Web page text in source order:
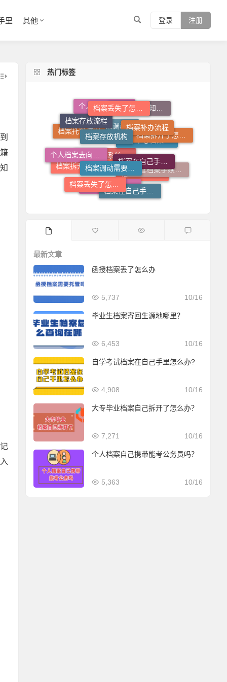
登录 注册
里 其他
热门标签
档案查询系统官网
档案调动函
档案查询入口
个人档案查询系统
档案拆开了去哪里封
档案托管流程
个人档案死档激活 个人档案不知道在哪儿怎么查
档案拆开了怎么补救
托管档案手续如何办理
档案在自己手里怎么办
档案丢失了怎么办
个人档案去向查询
档案存放流程
档案丢失了怎么补
档案补办流程
档案在自己手里怎么放到人才市场
档案调动需要什么手续
档案存放机构
最新文章
函授档案丢了怎么办
10/16
5,737
毕业生档案寄回生源地哪里？
10/16
6,453
自学考试档案在自己手里怎么办?
10/16
4,908
大专毕业档案自己拆开了怎么办？
10/16
7,271
个人档案自己携带能考公务员吗？
10/16
5,363